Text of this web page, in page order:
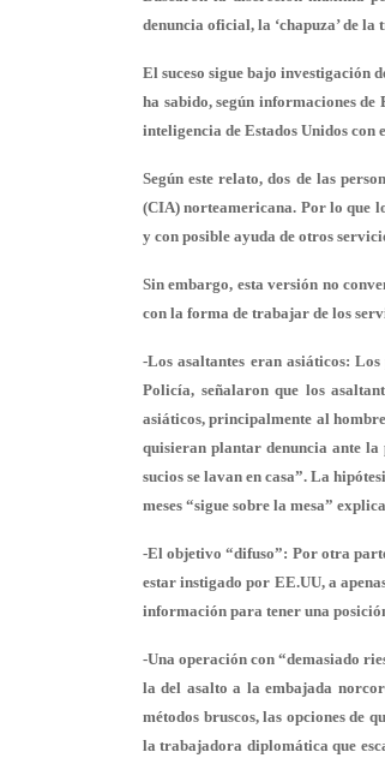
denuncia oficial, la ‘chapuza’ de la
El suceso sigue bajo investigación
ha sabido, según informaciones de
inteligencia de Estados Unidos con
Según este relato, dos de las
(CIA) norteamericana. Por lo que
y con posible ayuda de otros
Sin embargo, esta versión no
con la forma de trabajar de los
-Los asaltantes eran asiáticos: Los
Policía, señalaron que los
asiáticos, principalmente al
quisieran plantar denuncia ante la
sucios se lavan en casa”. La
meses “sigue sobre la mesa”
-El objetivo “difuso”: Por otra
estar instigado por EE.UU, a
información para tener una
-Una operación con “demasiado
la del asalto a la embajada
métodos bruscos, las opciones de
la trabajadora diplomática que